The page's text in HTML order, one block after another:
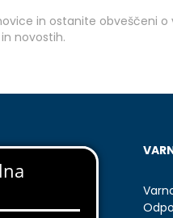
in ostanite obveščeni o
novostih.
EUROSPIN